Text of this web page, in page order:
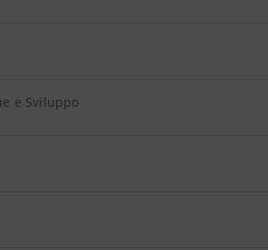
e Sviluppo